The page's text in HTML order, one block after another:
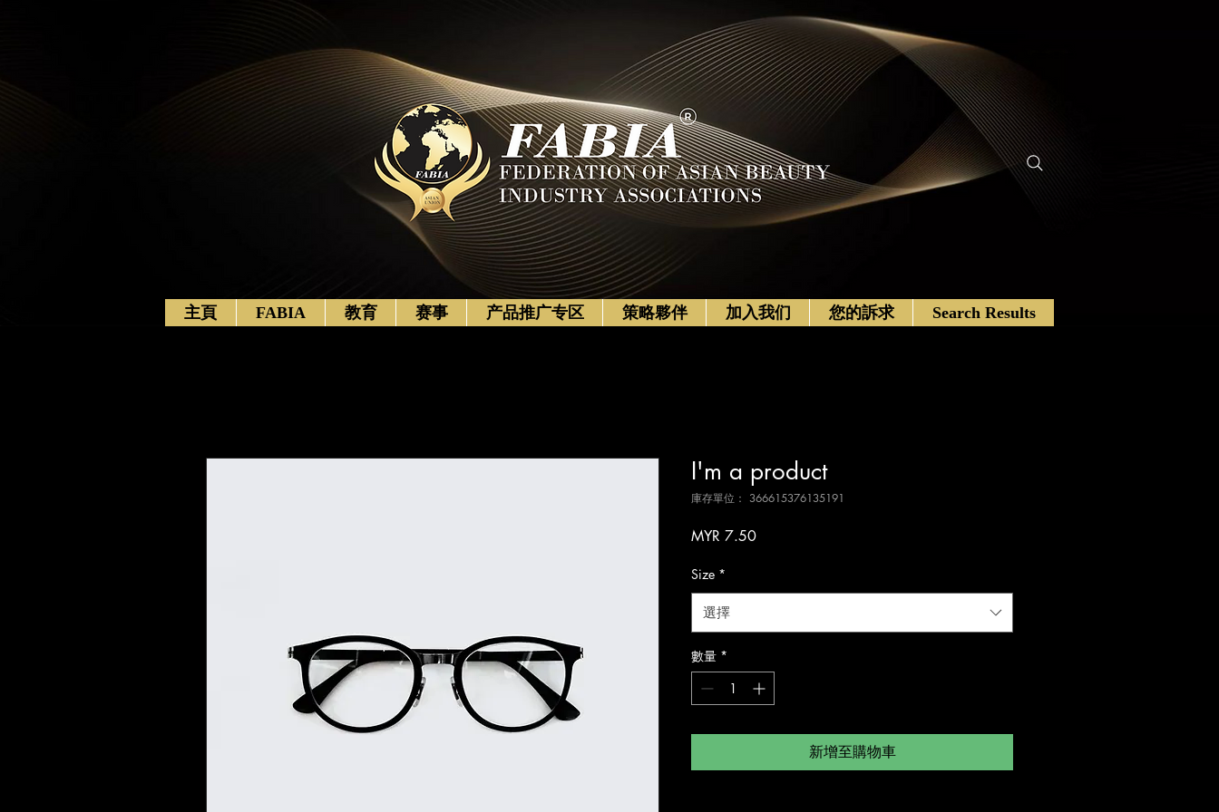
主頁 FABIA 教育 赛事 产品推广专区 策略夥伴 加入我们 您的訴求 Search Results
I'm a product
庫存單位： 366615376135191
MYR 7.50價
Size *
選擇
數量 *
新增至購物車